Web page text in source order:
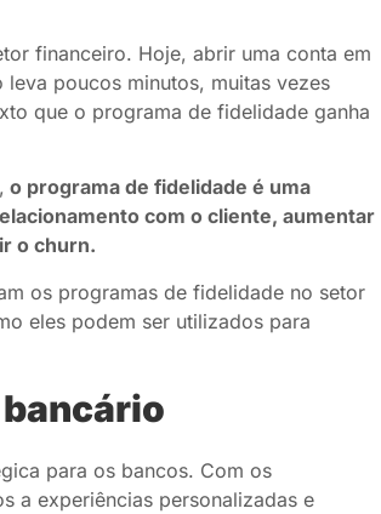
financeiro. Hoje, abrir uma conta em
poucos minutos, muitas vezes
que o programa de fidelidade ganha
o programa de fidelidade é uma
com o cliente, aumentar
o churn.
os programas de fidelidade no setor
eles podem ser utilizados para
para os bancos. Com os
a experiências personalizadas e